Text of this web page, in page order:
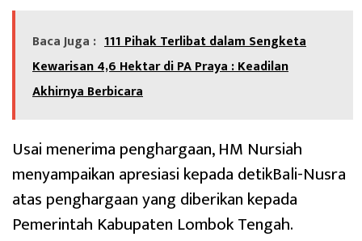
Baca Juga : 111 Pihak Terlibat dalam Sengketa
Kewarisan 4,6 Hektar di PA Praya : Keadilan
Akhirnya Berbicara
Usai menerima penghargaan, HM Nursiah
menyampaikan apresiasi kepada detikBali-Nusra
atas penghargaan yang diberikan kepada
Pemerintah Kabupaten Lombok Tengah.